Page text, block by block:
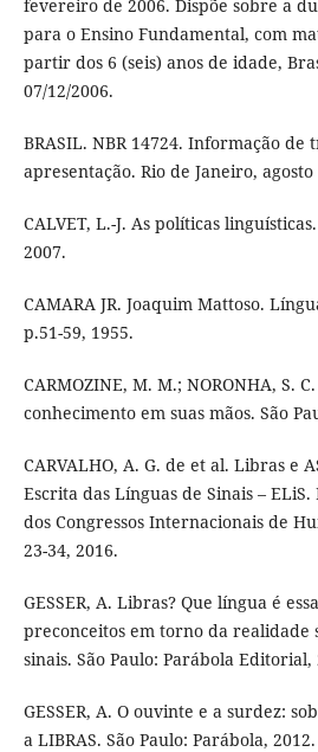
fevereiro de 2006. Dispõe sobre a
para o Ensino Fundamental, com
partir dos 6 (seis) anos de idade,
07/12/2006.
BRASIL. NBR 14724. Informação de
apresentação. Rio de Janeiro, agosto
CALVET, L.-J. As políticas
2007.
CAMARA JR. Joaquim Mattoso.
p.51-59, 1955.
CARMOZINE, M. M.; NORONHA, S.
conhecimento em suas mãos. São
CARVALHO, A. G. de et al. Libras e
Escrita das Línguas de Sinais –
dos Congressos Internacionais de
23-34, 2016.
GESSER, A. Libras? Que língua é
preconceitos em torno da realidade
sinais. São Paulo: Parábola Editorial,
GESSER, A. O ouvinte e a surdez:
a LIBRAS. São Paulo: Parábola, 2012.